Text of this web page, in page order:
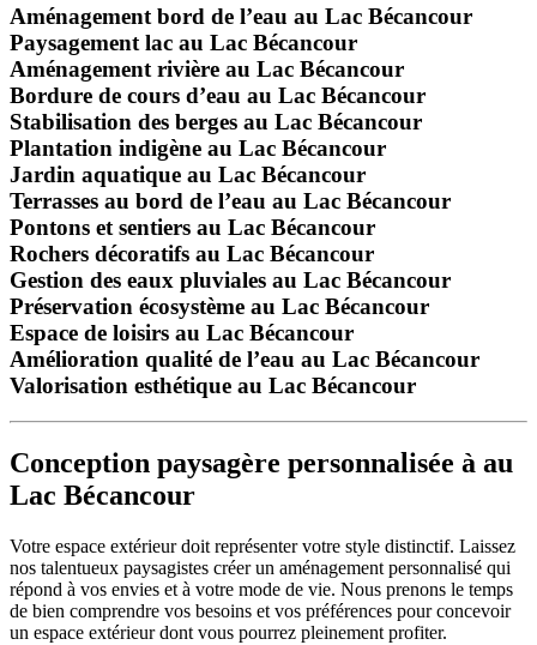
Aménagement bord de l’eau au Lac Bécancour
Paysagement lac au Lac Bécancour
Aménagement rivière au Lac Bécancour
Bordure de cours d’eau au Lac Bécancour
Stabilisation des berges au Lac Bécancour
Plantation indigène au Lac Bécancour
Jardin aquatique au Lac Bécancour
Terrasses au bord de l’eau au Lac Bécancour
Pontons et sentiers au Lac Bécancour
Rochers décoratifs au Lac Bécancour
Gestion des eaux pluviales au Lac Bécancour
Préservation écosystème au Lac Bécancour
Espace de loisirs au Lac Bécancour
Amélioration qualité de l’eau au Lac Bécancour
Valorisation esthétique au Lac Bécancour
Conception paysagère personnalisée à au
Lac Bécancour
Votre espace extérieur doit représenter votre style distinctif. Laissez
nos talentueux paysagistes créer un aménagement personnalisé qui
répond à vos envies et à votre mode de vie. Nous prenons le temps
de bien comprendre vos besoins et vos préférences pour concevoir
un espace extérieur dont vous pourrez pleinement profiter.